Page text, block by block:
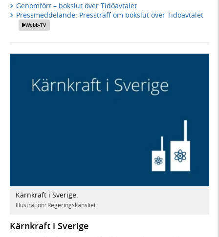
Genomfört – bokslut över Tidöavtalet
Pressmeddelande: Pressträff om bokslut över Tidöavtalet
Webb-TV
Kärnkraft i Sverige.
Illustration: Regeringskansliet
Kärnkraft i Sverige